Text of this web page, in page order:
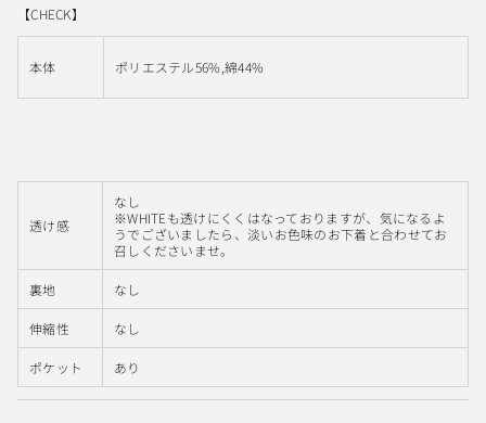
【CHECK】
本体 ポリエステル56%,綿44%
透け感
なし
※WHITEも透けにくくはなっておりますが、気になるよ
うでございましたら、淡いお色味のお下着と合わせてお
召しくださいませ。
裏地 なし
伸縮性 なし
ポケット あり